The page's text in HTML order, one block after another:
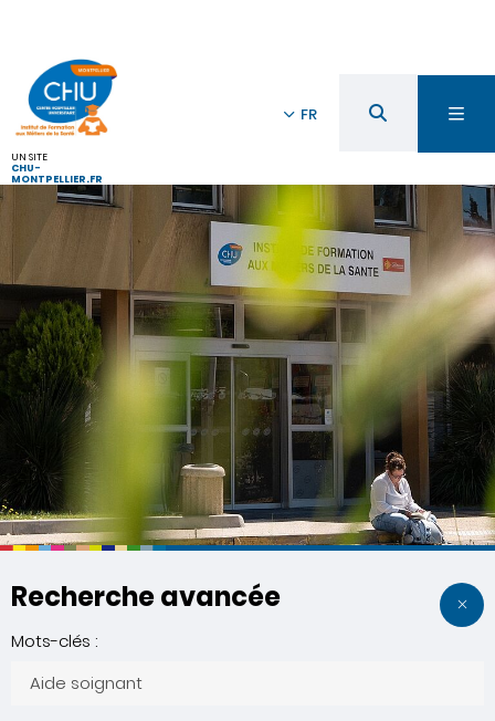
UN SITE
CHU-
MONTPELLIER.FR
FR
Recherche avancée
Mots-clés :